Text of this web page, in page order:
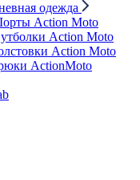
одежда
Action Moto
Action Moto
Action Moto
ActionMoto